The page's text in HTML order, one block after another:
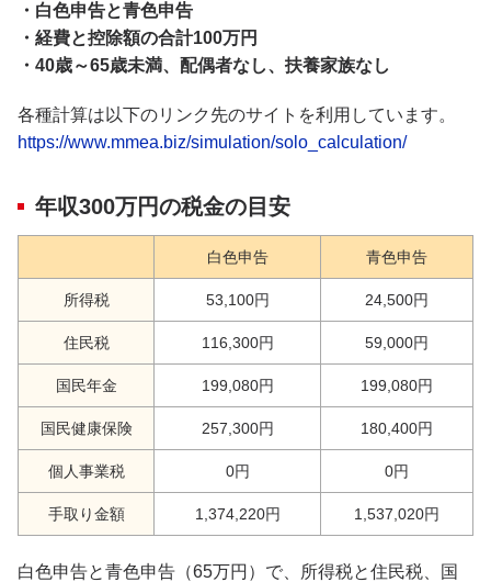
・白色申告と青色申告
・経費と控除額の合計100万円
・40歳～65歳未満、配偶者なし、扶養家族なし
各種計算は以下のリンク先のサイトを利用しています。
https://www.mmea.biz/simulation/solo_calculation/
年収300万円の税金の目安
白色申告 青色申告
所得税 53,100円 24,500円
住民税 116,300円 59,000円
国民年金 199,080円 199,080円
国民健康保険 257,300円 180,400円
個人事業税 0円 0円
手取り金額 1,374,220円 1,537,020円
白色申告と青色申告（65万円）で、所得税と住民税、国